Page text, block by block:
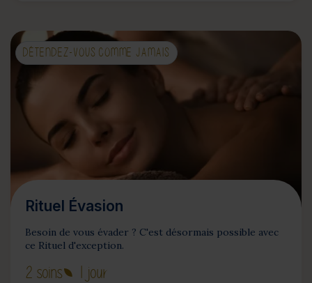
DÉTENDEZ-VOUS COMME JAMAIS
Rituel Évasion
Besoin de vous évader ? C'est désormais possible avec
ce Rituel d'exception.
2 soins 1 jour